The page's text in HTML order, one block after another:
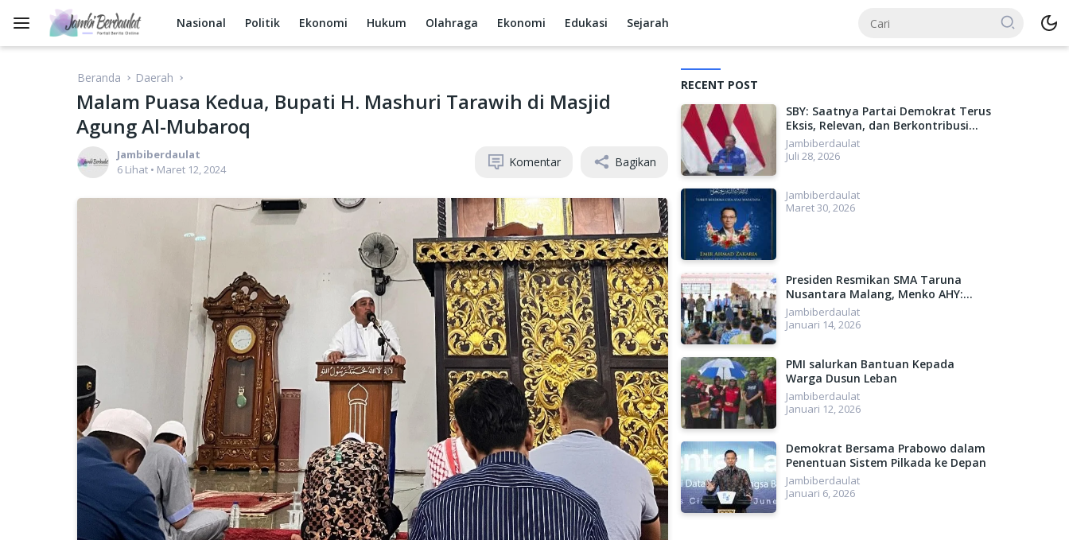
Nasional Politik Ekonomi Hukum Olahraga Ekonomi Edukasi Sejarah
Beranda Daerah
Malam Puasa Kedua, Bupati H. Mashuri Tarawih di Masjid
Agung Al-Mubaroq
Jambiberdaulat
6 Lihat • Maret 12, 2024 Komentar Bagikan
RECENT POST
SBY: Saatnya Partai Demokrat Terus
Eksis, Relevan, dan Berkontribusi
Lebih Besar untuk Indonesia
Jambiberdaulat
Juli 28, 2026
Jambiberdaulat
Maret 30, 2026
Presiden Resmikan SMA Taruna
Nusantara Malang, Menko AHY:
Menyiapkan SDM Unggul, Menuju
Indonesia Emas 2045
Jambiberdaulat
Januari 14, 2026
PMI salurkan Bantuan Kepada
Warga Dusun Leban
Jambiberdaulat
Januari 12, 2026
Demokrat Bersama Prabowo dalam
Penentuan Sistem Pilkada ke Depan
Jambiberdaulat
Januari 6, 2026